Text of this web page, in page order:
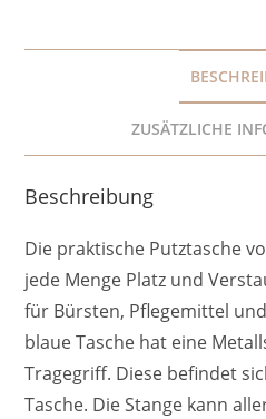
ZUSÄTZLICHE
Beschreibung
Die praktische Putztasche
jede Menge Platz und
für Bürsten, Pflegemittel
blaue Tasche hat eine
Tragegriff. Diese befindet
Tasche. Die Stange kann